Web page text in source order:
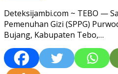
Deteksijambi.com ~ TEBO —
Pemenuhan Gizi (SPPG)
Bujang, Kabupaten Tebo,…